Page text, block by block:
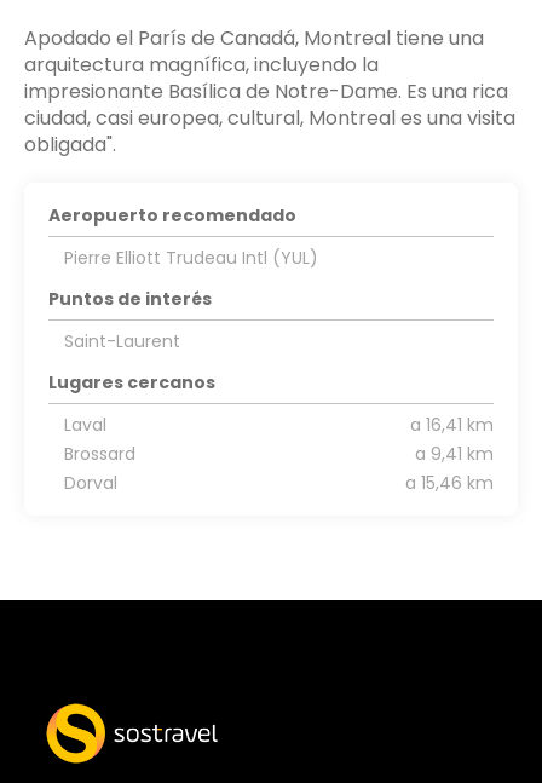
Apodado el París de Canadá, Montreal tiene una
arquitectura magnífica, incluyendo la
impresionante Basílica de Notre-Dame. Es una rica
ciudad, casi europea, cultural, Montreal es una visita
Aeropuerto recomendado
Pierre Elliott Trudeau Intl (YUL)
Puntos de interés
Saint-Laurent
Lugares cercanos
Laval
a 16,41 km
Brossard
a 9,41 km
Dorval
a 15,46 km